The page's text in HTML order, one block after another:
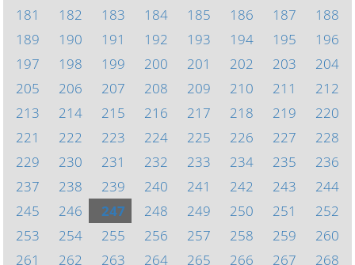
181
182 183 184 185 186 187
188
189
190 191 192 193 194 195
196
197
198 199 200 201 202 203
204
205
206 207 208 209 210 211
212
213
214 215 216 217 218 219
220
221
222 223 224 225 226 227
228
229
230 231 232 233 234 235
236
237
238 239 240 241 242 243
244
245
246 247 248 249 250 251
252
253
254 255 256 257 258 259
260
261
262 263 264 265 266 267
268